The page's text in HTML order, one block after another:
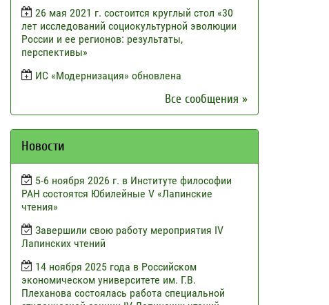
26 мая 2021 г. состоится круглый стол «30
лет исследований социокультурной эволюции
России и ее регионов: результаты,
перспективы»
ИС «Модернизация» обновлена
Все сообщения »
Новости
5-6 ноября 2026 г. в Институте философии
РАН состоятся Юбилейные V «Лапинские
чтения»
Завершили свою работу мероприятия IV
Лапинских чтений
14 ноября 2025 года в Российском
экономическом университете им. Г.В.
Плеханова состоялась работа специальной